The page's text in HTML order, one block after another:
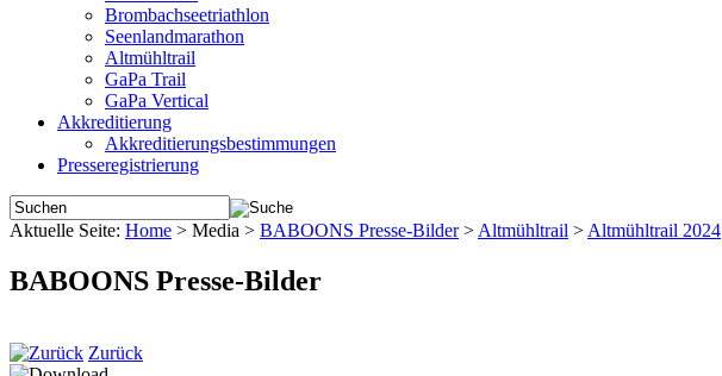
Brombachseetriathlon
Seenlandmarathon
Altmühltrail
GaPa Trail
GaPa Vertical
Akkreditierung
Akkreditierungsbestimmungen
Presseregistrierung
Aktuelle Seite: Home > Media > BABOONS Presse-Bilder> Altmühltrail > Altmühltrail 2024
BABOONS Presse-Bilder
Zurück